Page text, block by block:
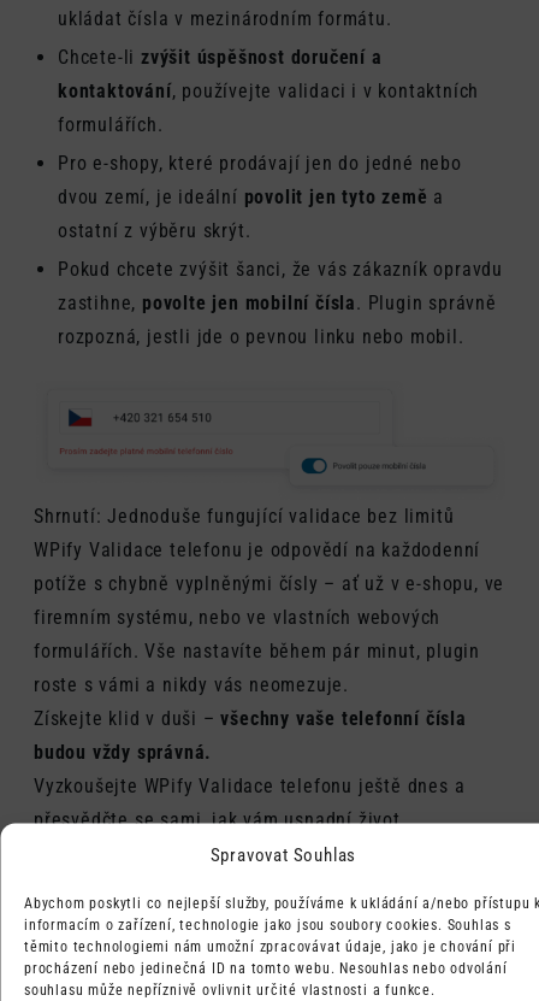
Spravovat Souhlas
Abychom poskytli co nejlepší služby, používáme k ukládání a/nebo přístupu
informacím o zařízení, technologie jako jsou soubory cookies. Souhlas s
těmito technologiemi nám umožní zpracovávat údaje, jako je chování při
procházení nebo jedinečná ID na tomto webu. Nesouhlas nebo odvolání
souhlasu může nepříznivě ovlivnit určité vlastnosti a funkce.
ukládat čísla v mezinárodním formátu.
Chcete-li zvýšit úspěšnost doručení a
kontaktování, používejte validaci i v kontaktních
formulářích.
Pro e-shopy, které prodávají jen do jedné nebo
dvou zemí, je ideální povolit jen tyto země a
ostatní z výběru skrýt.
Pokud chcete zvýšit šanci, že vás zákazník opravdu
zastihne, povolte jen mobilní čísla. Plugin správně
rozpozná, jestli jde o pevnou linku nebo mobil.
Shrnutí: Jednoduše fungující validace bez limitů
WPify Validace telefonu je odpovědí na každodenní
potíže s chybně vyplněnými čísly – ať už v e-shopu, ve
firemním systému, nebo ve vlastních webových
formulářích. Vše nastavíte během pár minut, plugin
roste s vámi a nikdy vás neomezuje.
Získejte klid v duši –všechny vaše telefonní čísla
budou vždy správná.
Vyzkoušejte WPify Validace telefonu ještě dnes a
přesvědčte se sami, jak vám usnadní život.
Potřebujete poradit s implementací, napojením na
nám – jsme tu pro vás!